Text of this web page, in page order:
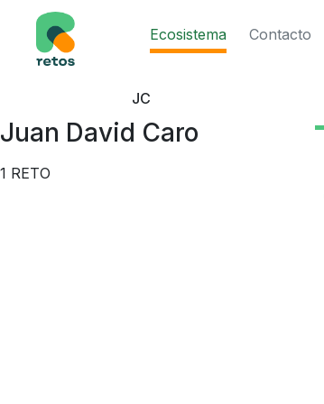
Ecosistema Contacto
JC
Juan David Caro
1 RETO